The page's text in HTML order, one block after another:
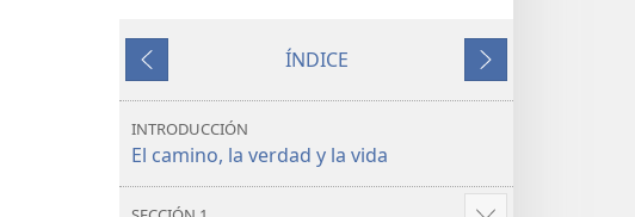
publicaciones
camino,
la verdad
audio
camino,
Anterior
ÍNDICE
Siguiente
INTRODUCCIÓN
El camino, la verdad y la vida